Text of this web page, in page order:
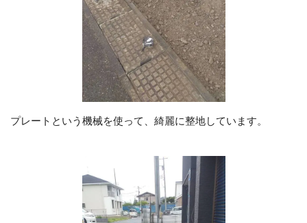
プレートという機械を使って、綺麗に整地しています。